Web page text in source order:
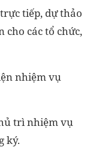
tiếp, dự thảo
các tổ chức,
nhiệm vụ
trì nhiệm vụ
ký.